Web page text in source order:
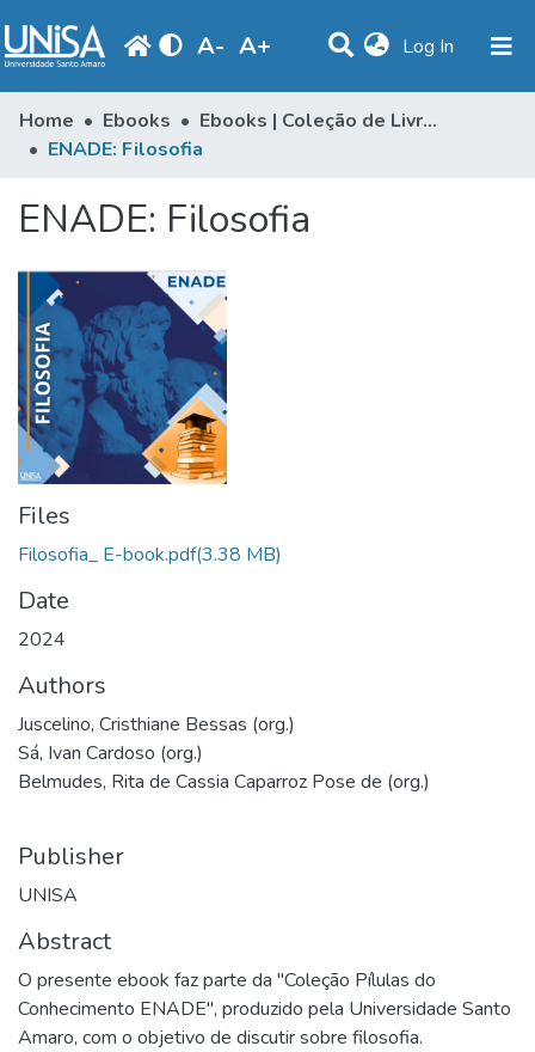
A- A+ Log In (current)
Statistics
Browse
Library
Periodicals
Home Ebooks
Ebooks | Coleção de Livros
ENADE: Filosofia
ENADE: Filosofia
Files
Filosofia_ E-book.pdf(3.38 MB)
Date
2024
Authors
Juscelino, Cristhiane Bessas (org.)
Sá, Ivan Cardoso (org.)
Belmudes, Rita de Cassia Caparroz Pose de (org.)
Publisher
UNISA
Abstract
O presente ebook faz parte da "Coleção Pílulas do
Conhecimento ENADE", produzido pela Universidade Santo
Amaro, com o objetivo de discutir sobre filosofia.